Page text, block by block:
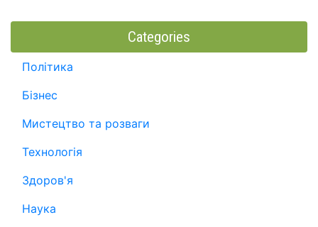
Categories
Політика
Бізнес
Мистецтво та розваги
Технологія
Здоров'я
Наука